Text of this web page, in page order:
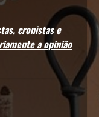
cronistas e
a opinião